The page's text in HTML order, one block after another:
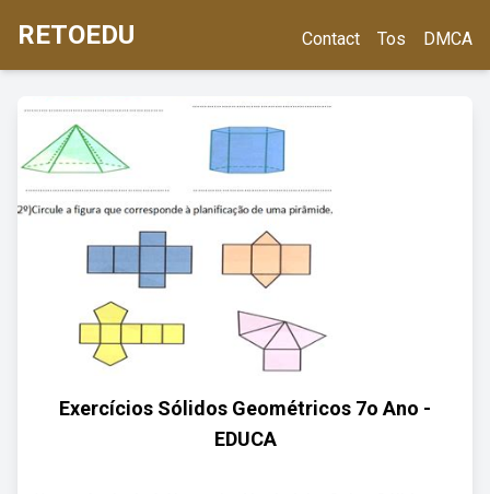
RETOEDU Contact Tos DMCA
Exercícios Sólidos Geométricos 7o Ano -
EDUCA